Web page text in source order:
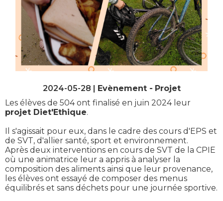
2024-05-28 | Evènement
Projet
Les élèves de 504 ont finalisé en juin 2024 leur
projet Diet'Ethique.
Il s'agissait pour eux, dans le cadre des cours d'EPS et
de SVT, d'allier santé, sport et environnement.
Après deux interventions en cours de SVT de la CPIE
où une animatrice leur a appris à analyser la
composition des aliments ainsi que leur provenance,
les élèves ont essayé de composer des menus
équilibrés et sans déchets pour une journée sportive.